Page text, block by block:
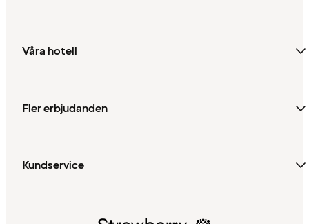
Våra hotell
Fler erbjudanden
Kundservice